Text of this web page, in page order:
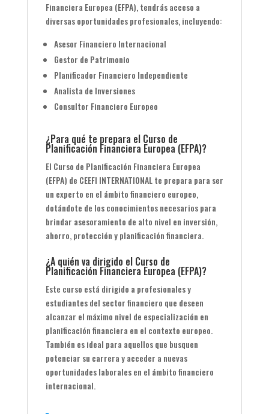
Financiera Europea (EFPA), tendrás acceso a
diversas oportunidades profesionales, incluyendo:
Asesor Financiero Internacional
Gestor de Patrimonio
Planificador Financiero Independiente
Analista de Inversiones
Consultor Financiero Europeo
¿Para qué te prepara el Curso de
Planificación Financiera Europea (EFPA)?
El Curso de Planificación Financiera Europea
(EFPA) de CEEFI INTERNATIONAL te prepara para ser
un experto en el ámbito financiero europeo,
dotándote de los conocimientos necesarios para
brindar asesoramiento de alto nivel en inversión,
ahorro, protección y planificación financiera.
¿A quién va dirigido el Curso de
Planificación Financiera Europea (EFPA)?
Este curso está dirigido a profesionales y
estudiantes del sector financiero que deseen
alcanzar el máximo nivel de especialización en
planificación financiera en el contexto europeo.
También es ideal para aquellos que busquen
potenciar su carrera y acceder a nuevas
oportunidades laborales en el ámbito financiero
internacional.